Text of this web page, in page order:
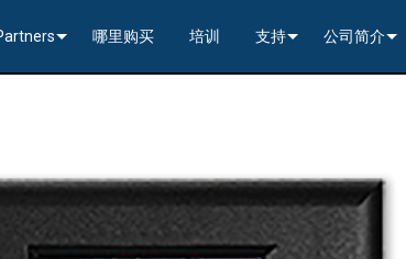
4K 系列编解码器
N2300 4K 系列编解码器
Series (4K60 4x1)
Series (HD 4x1)
Management
Controllers
(Up to 10x4 +2)
<
(4K60 3x1) Switching, Transport, and Control Solution
<
Enova DGX------------<
Scaling, & Capture
In-Line Controller
1 Video Scaler
HDMI Solutions---------<
& Grommets
哪里购买 培训 支持
保證
RMA
公司简介
案例研究
新闻